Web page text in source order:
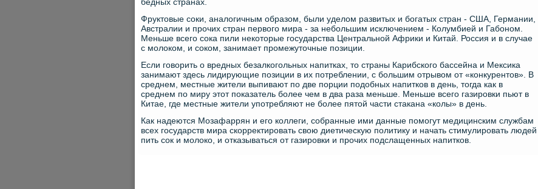
Фруктовые соки, аналогичным образом, были уделом развитых и богатых стран - США, Германии,
Австралии и прочих стран первого мира - за небольшим исключением - Колумбией и Габоном.
Меньше всего сока пили некоторые государства Центральной Африки и Китай. Россия и в случае
с молоком, и соком, занимает промежуточные позиции.
Если говорить о вредных безалкогольных напитках, то страны Карибского бассейна и Мексика
занимают здесь лидирующие позиции в их потреблении, с большим отрывом от «конкурентов». В
среднем, местные жители выпивают по две порции подобных напитков в день, тогда как в
среднем по миру этот показатель более чем в два раза меньше. Меньше всего газировки пьют в
Китае, где местные жители употребляют не более пятой части стакана «колы» в день.
Как надеются Мозафаррян и его коллеги, собранные ими данные помогут медицинским службам
всех государств мира скорректировать свою диетическую политику и начать стимулировать людей
пить сок и молоко, и отказываться от газировки и прочих подслащенных напитков.